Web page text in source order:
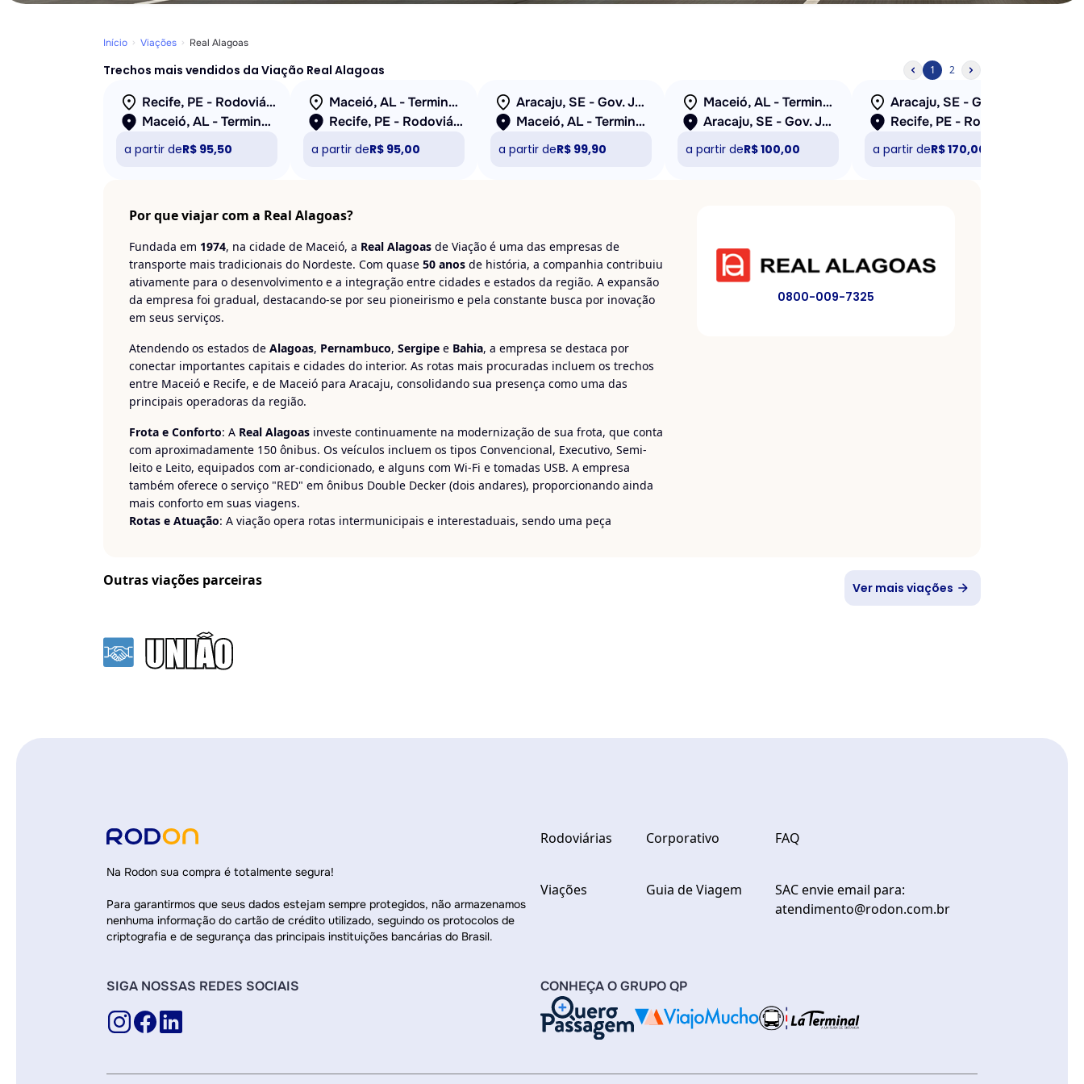
Início Viações Real Alagoas
Trechos mais vendidos da Viação Real Alagoas 1 2
Recife, PE - Rodoviária (TIP)
Maceió, AL - Terminal João Paulo II
a partir deR$ 95,50
Maceió, AL - Terminal João Paulo II
Recife, PE - Rodoviária (TIP)
a partir deR$ 95,00
Aracaju, SE - Gov. José Rollemberg Leite (Rodoviária Nova)
Maceió, AL - Terminal João Paulo II
a partir deR$ 99,90
Maceió, AL - Terminal João Paulo II
Aracaju, SE - Gov. José Rollemberg Leite (Rodoviária Nova)
a partir deR$ 100,00 a partir deR$ 170,00
Por que viajar com a Real Alagoas?
Fundada em 1974, na cidade de Maceió, a Real Alagoas de Viação é uma das empresas de
transporte mais tradicionais do Nordeste. Com quase 50 anos de história, a companhia contribuiu
ativamente para o desenvolvimento e a integração entre cidades e estados da região. A expansão
da empresa foi gradual, destacando-se por seu pioneirismo e pela constante busca por inovação
em seus serviços.
Atendendo os estados de Alagoas, Pernambuco, Sergipe e Bahia, a empresa se destaca por
conectar importantes capitais e cidades do interior. As rotas mais procuradas incluem os trechos
entre Maceió e Recife, e de Maceió para Aracaju, consolidando sua presença como uma das
principais operadoras da região.
Frota e Conforto: A Real Alagoas investe continuamente na modernização de sua frota, que conta
com aproximadamente 150 ônibus. Os veículos incluem os tipos Convencional, Executivo, Semi-
leito e Leito, equipados com ar-condicionado, e alguns com Wi-Fi e tomadas USB. A empresa
também oferece o serviço "RED" em ônibus Double Decker (dois andares), proporcionando ainda
mais conforto em suas viagens.
Rotas e Atuação: A viação opera rotas intermunicipais e interestaduais, sendo uma peça
Real Express para o transporte de cargas e encomendas.
0800-009-7325
Outras viações parceiras Ver mais viações
Na Rodon sua compra é totalmente segura!
Para garantirmos que seus dados estejam sempre protegidos, não armazenamos
nenhuma informação do cartão de crédito utilizado, seguindo os protocolos de
criptografia e de segurança das principais instituições bancárias do Brasil.
Rodoviárias
Viações
Corporativo
Guia de Viagem
FAQ
SAC envie email para:
atendimento@rodon.com.br
CONHEÇA O GRUPO QP
SIGA NOSSAS REDES SOCIAIS